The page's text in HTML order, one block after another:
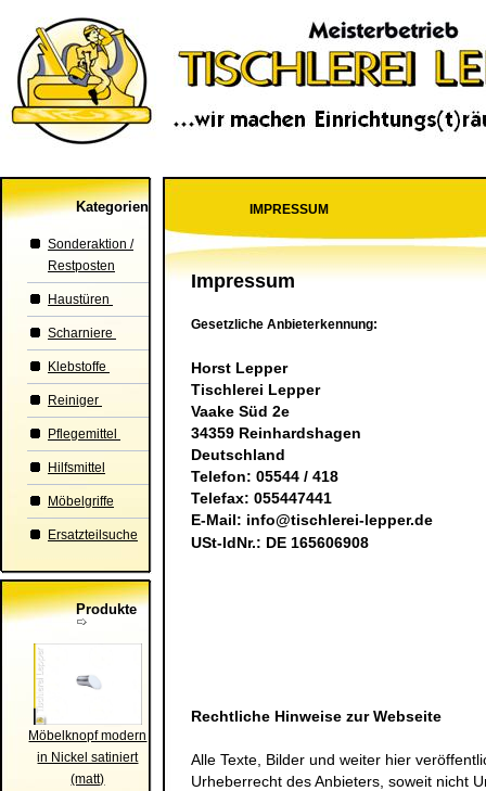
Kategorien
Sonderaktion /
Restposten
Haustüren
Scharniere
Klebstoffe
Reiniger
Pflegemittel
Hilfsmittel
Möbelgriffe
Ersatzteilsuche
Produkte
Möbelknopf modern
in Nickel satiniert
(matt)
IMPRESSUM
Impressum
Gesetzliche Anbieterkennung:
Horst Lepper
Tischlerei Lepper
Vaake Süd 2e
34359 Reinhardshagen
Deutschland
Telefon: 05544 / 418
Telefax: 055447441
E-Mail: info@tischlerei-lepper.de
USt-IdNr.: DE 165606908
Rechtliche Hinweise zur Webseite
Alle Texte, Bilder und weiter hier
Urheberrecht des Anbieters, soweit nicht